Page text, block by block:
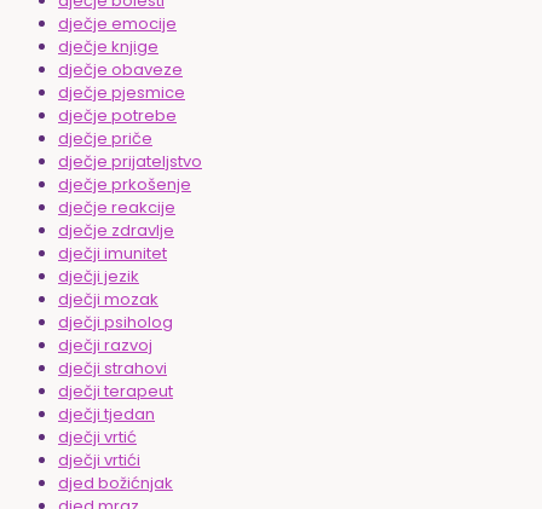
dječje emocije
dječje knjige
dječje obaveze
dječje pjesmice
dječje potrebe
dječje priče
dječje prijateljstvo
dječje prkošenje
dječje reakcije
dječje zdravlje
dječji imunitet
dječji jezik
dječji mozak
dječji psiholog
dječji razvoj
dječji strahovi
dječji terapeut
dječji tjedan
dječji vrtić
dječji vrtići
djed božićnjak